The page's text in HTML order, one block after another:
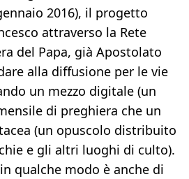
2016), il progetto
attraverso la Rete
del Papa, già Apostolato
alla diffusione per le vie
un mezzo digitale (un
di preghiera che un
(un opuscolo distribuito
e gli altri luoghi di culto).
qualche modo è anche di